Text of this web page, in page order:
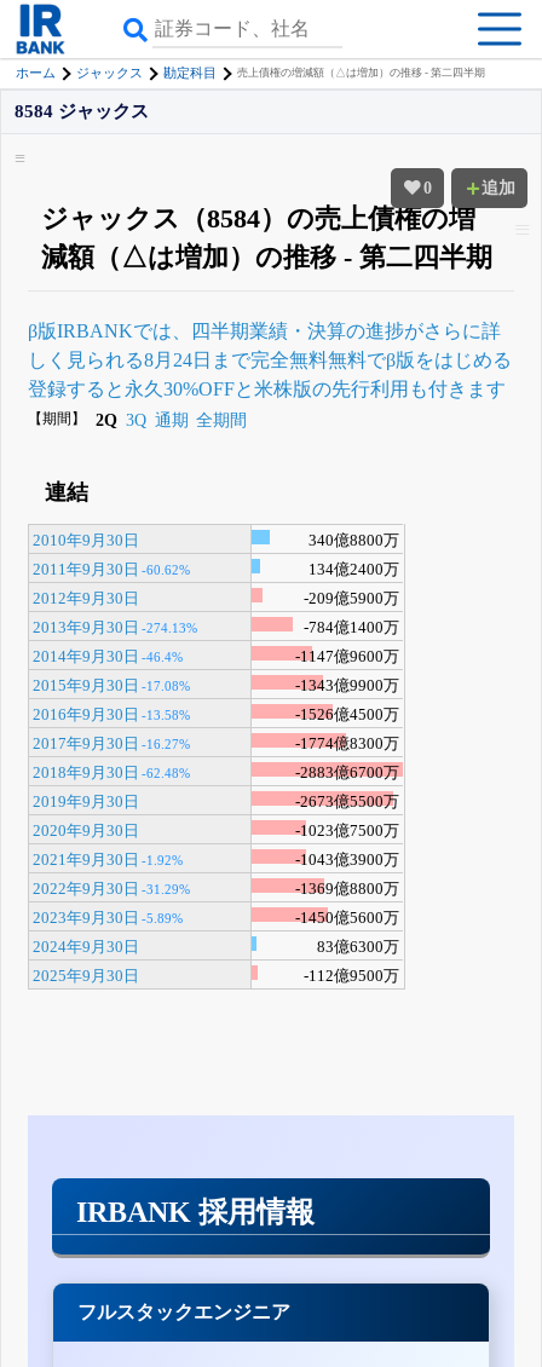
ホーム ジャックス 勘定科目 売上債権の増減額（△は増加）の推移 - 第二四半期
0 追加
8584 ジャックス
ジャックス（8584）の売上債権の増
減額（△は増加）の推移 - 第二四半期
β版IRBANKでは、 四半期業績・決算の進捗がさらに詳
しく見られる8月24日まで完全無料無料でβ版をはじめる
登録すると永久30%OFFと米株版の先行利用も付きます
【期間】 2Q 3Q 通期 全期間
連結
2010年9月30日
340億8800万
2011年9月30日 -60.62%
134億2400万
2012年9月30日
-209億5900万
2013年9月30日 -274.13%
-784億1400万
2014年9月30日 -46.4%
-1147億9600万
2015年9月30日 -17.08%
-1343億9900万
2016年9月30日 -13.58%
-1526億4500万
2017年9月30日 -16.27%
-1774億8300万
2018年9月30日 -62.48%
-2883億6700万
2019年9月30日
-2673億5500万
2020年9月30日
-1023億7500万
2021年9月30日 -1.92%
-1043億3900万
2022年9月30日 -31.29%
-1369億8800万
2023年9月30日 -5.89%
-1450億5600万
2024年9月30日
83億6300万
2025年9月30日
-112億9500万
IRBANK 採用情報
フルスタックエンジニア